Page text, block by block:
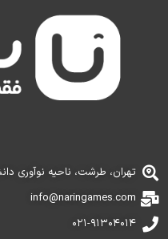
تهران، طرشت، ناحیه نوآوری
info@naringames.com
۰۲۱-۹۱۳۰۴۰۱۴